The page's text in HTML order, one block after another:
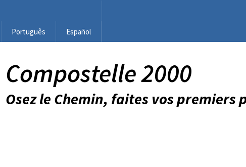
Português Español
Compostelle 2000
Osez le Chemin, faites vos premiers